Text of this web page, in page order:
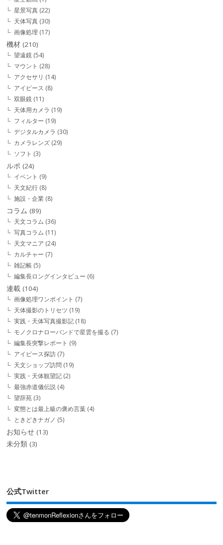
星景写真 (22)
天体写真 (30)
画像処理 (17)
機材 (210)
望遠鏡 (54)
マウント (28)
アクセサリ (14)
アイピース (8)
双眼鏡 (11)
天体用カメラ (19)
フィルター (19)
デジタルカメラ (30)
カメラレンズ (29)
ソフト (3)
ルポ (24)
イベント (9)
天文紀行 (8)
施設・企業 (8)
コラム (89)
天文コラム (36)
写真コラム (11)
天文マニア (24)
カルチャー (7)
雑記帳 (5)
編集長ロングインタビュー (6)
連載 (104)
画像処理ワンポイント (7)
天体撮影のトリセツ (19)
実践・天体写真撮影記 (18)
モノクロナローバンドで星雲を撮る (7)
編集長突撃レポート (9)
アイピース探訪 (7)
天文ショップ訪問 (19)
実践・天体観望記 (2)
最強赤道儀伝説 (4)
望辞苑 (3)
変態とは最上級の褒め言葉 (4)
ときどきナガノ (5)
お知らせ (13)
未分類 (3)
公式Twitter